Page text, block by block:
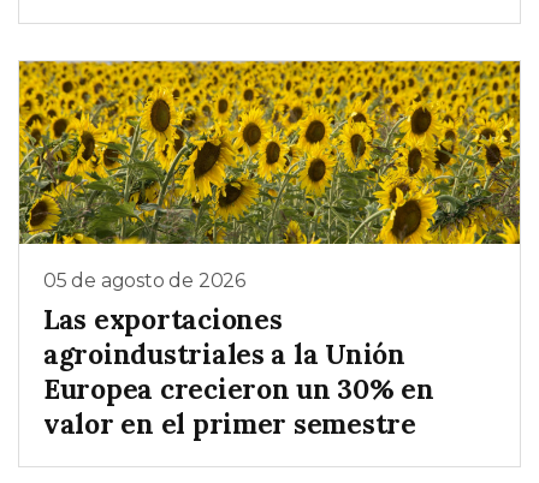
05 de agosto de 2026
Las exportaciones
agroindustriales a la Unión
Europea crecieron un 30% en
valor en el primer semestre